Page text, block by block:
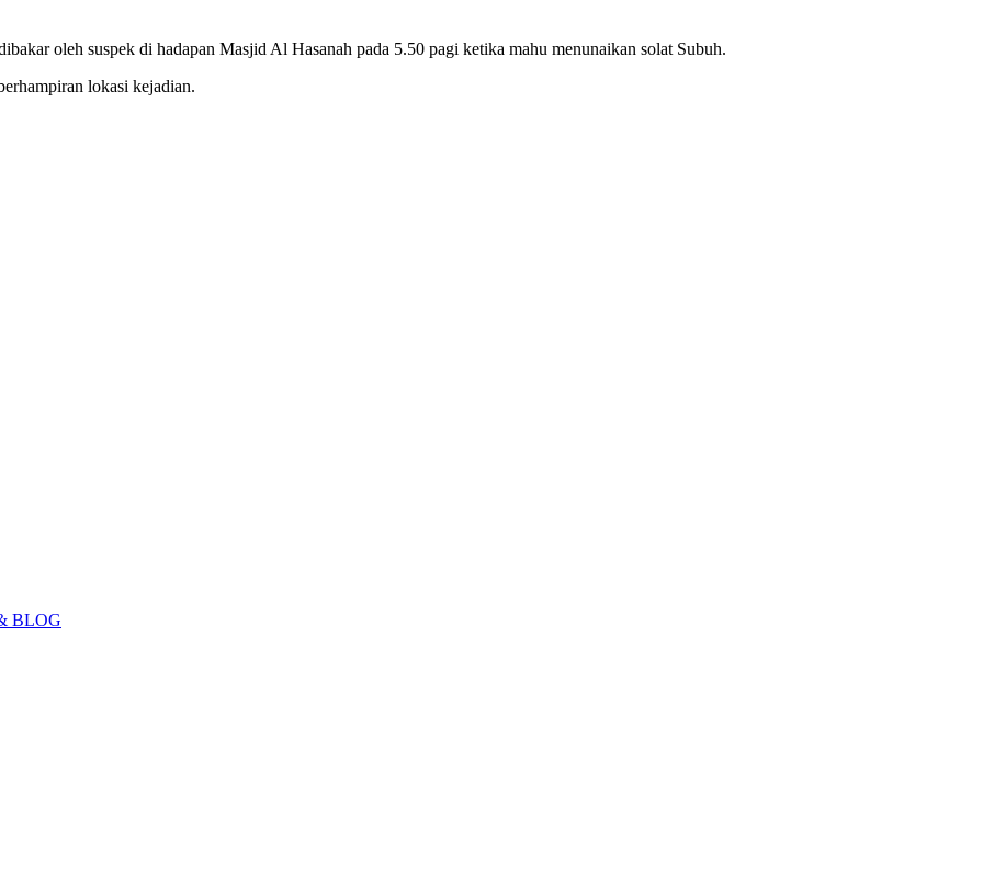
oleh suspek di hadapan Masjid Al Hasanah pada 5.50 pagi ketika mahu menunaikan solat Subuh.
lokasi kejadian.
BLOG